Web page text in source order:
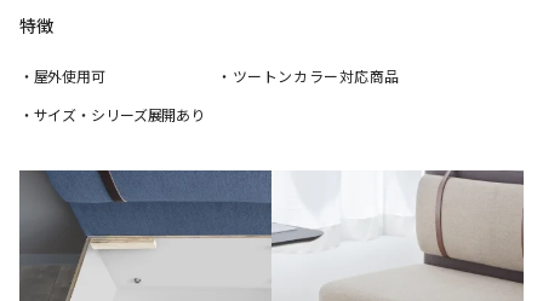
特徴
・屋外使用可
・サイズ・シリーズ展開あり
・ツートンカラー対応商品